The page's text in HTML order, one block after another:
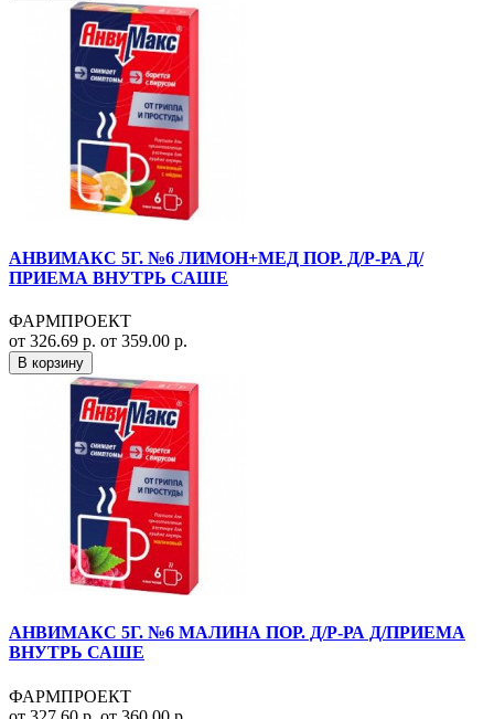
АНВИМАКС 5Г. №6 ЛИМОН+МЕД ПОР. Д/Р-РА Д/
ПРИЕМА ВНУТРЬ САШЕ
ФАРМПРОЕКТ
от 326.69 р. от 359.00 р.
В корзину
АНВИМАКС 5Г. №6 МАЛИНА ПОР. Д/Р-РА Д/ПРИЕМА
ВНУТРЬ САШЕ
ФАРМПРОЕКТ